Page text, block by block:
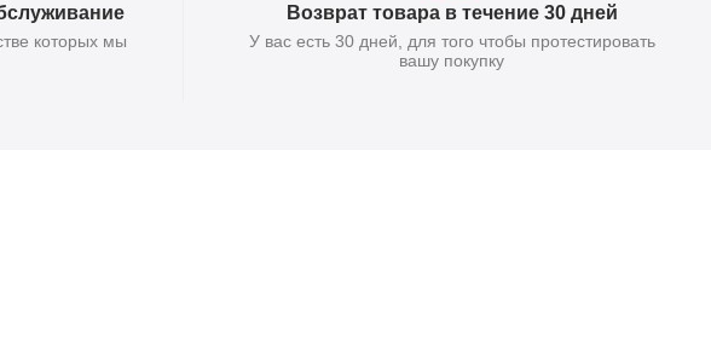
которых мы
Возврат товара в течение 30 дней
У вас есть 30 дней, для того чтобы протестировать
вашу покупку